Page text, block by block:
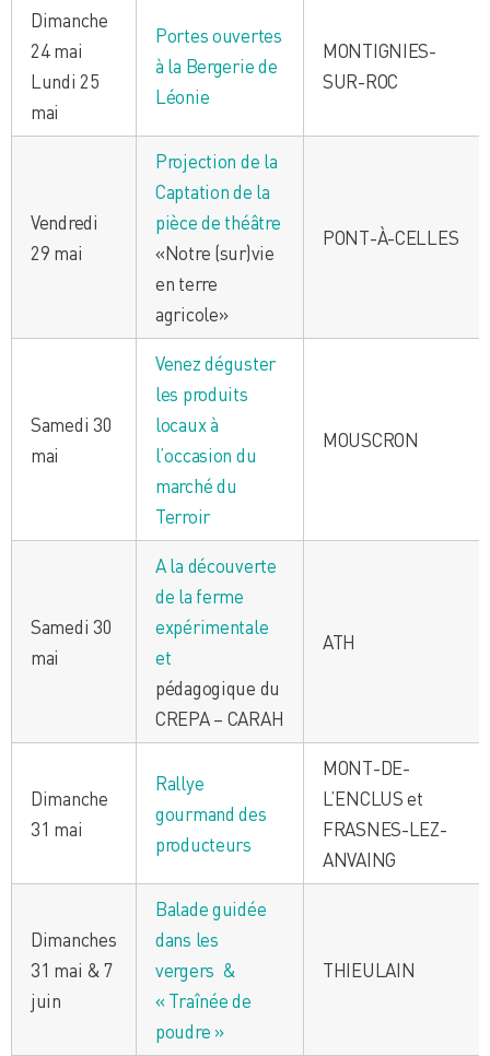
Dimanche
24 mai
Lundi 25
mai
Portes ouvertes
à la Bergerie de
Léonie
MONTIGNIES-
SUR-ROC
Vendredi
29 mai
Projection de la
Captation de la
pièce de théâtre
«Notre (sur)vie
en terre
agricole»
PONT-À-CELLES
Samedi 30
mai
Venez déguster
les produits
locaux à
l’occasion du
marché du
Terroir
MOUSCRON
Samedi 30
mai
A la découverte
de la ferme
expérimentale
et
pédagogique du
CREPA – CARAH
ATH
Dimanche
31 mai
Rallye
gourmand des
producteurs
MONT-DE-
L’ENCLUS et
FRASNES-LEZ-
ANVAING
Dimanches
31 mai & 7
juin
Balade guidée
dans les
vergers &
« Traînée de
poudre »
THIEULAIN